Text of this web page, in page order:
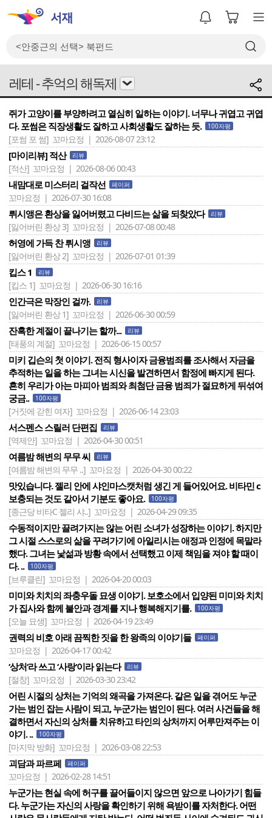
레테 - 추억의 해독제
쥐가 고양이를 부양하려고 열심히 일하는 이야기. 너무나 귀엽고 귀엽
다. 포썸은 직장생활도 잘하고 사회생활도 잘하는 듯.
100자평
[포썸 포 썸] 꼬마요정 | 2026-08-07 23:12
[마이리뷰] 적산 리뷰
[적산] 꼬마요정 | 2026-08-06 00:43
내맘대로 미스터리 걸작선 페이퍼
꼬마요정 | 2026-07-30 16:08
뤼시앵은 환상을 잃어버렸고 다비드는 삶을 되찾았다 리뷰
[잃어버린 환상 3] 꼬마요정 | 2026-07-08 00:48
허영에 가득 찬 뤼시앵 리뷰
[잃어버린 환상 2] 꼬마요정 | 2026-07-01 01:39
킵스 1 리뷰
[킵스 1] 꼬마요정 | 2026-06-30 16:16
인간극은 막장인 걸까. 리뷰
[잃어버린 환상 1] 꼬마요정 | 2026-06-30 00:59
잔혹한 계절이 끝나기는 할까... 리뷰
[태풍의 계절] 꼬마요정 | 2026-06-15 00:57
미키 깁슨의 첫 이야기. 전직 형사이자 금융범죄를 조사해서 자금을
추적하는 일을 하는 그녀는 시신을 발견하면서 함정에 빠지게 된다.
흔히 우리가 아는 마피아 범죄와 최첨단 금융 범죄가 절묘하게 뒤섞여
궁금..
100자평
[거짓에 갇힌 여자] 꼬마요정 | 2026-06-14 23:03
서스펜스 스릴러 단편집 리뷰
[역제안] 꼬마요정 | 2026-04-30 00:51
여름밤 해변의 무무 씨 리뷰
[여름밤 해변의 무무 ..] 꼬마요정 | 2026-04-30 00:22
맛있습니다. 젤리 안에 샤인마스캣처럼 생긴 게 들어있어요. 비타민 c
보충되는 것도 같아서 기분도 좋아요.
100자평
[종근당 비타C 젤리 샤..] 꼬마요정 | 2026-04-29 09:35
수동적이지만 끌려가지는 않는 어린 소녀가 성장하는 이야기. 하지만
그 시절 스스로의 삶을 꾸려가기에 아일리시는 애정과 인정에 목말라
했다. 그녀는 낯섦과 방황 속에서 선택했고 이제 책임을 져야 할 때이
다. ..
100자평
[브루클린] 꼬마요정 | 2026-04-20 00:03
미미와 치치의 좌충우돌 묘생 이야기. 보호소에서 입양된 미미와 치치
가 집사와 함께 불안과 경계를 지나 행복해지기를.
100자평
[오늘 묘생] 꼬마요정 | 2026-04-19 23:49
권력의 비호 아래 끔찍한 짓을 한 왕족의 이야기들 페이퍼
꼬마요정 | 2026-04-17 00:42
‘상처‘라 쓰고 ‘사랑‘이라 읽는다 리뷰
[절창] 꼬마요정 | 2026-03-30 23:42
어린 시절의 상처는 기억의 왜곡을 가져온다. 같은 일을 겪어도 누군
가는 범인 잡는 사람이 되고, 누군가는 범인이 된다. 여러 사건들을 해
결하면서 자신의 상처를 치유하고 타인의 상처까지 어루만져주는 이
야기. ..
100자평
[마지막 방화] 꼬마요정 | 2026-03-08 22:53
괴담과 파르페 페이퍼
꼬마요정 | 2026-02-28 14:51
누군가는 현실 속에 허구를 끌어들이지 않으면 앞으로 나아가기 힘들
다. 누군가는 자신의 사랑을 확인하기 위해 욕받이를 자처한다. 어떤